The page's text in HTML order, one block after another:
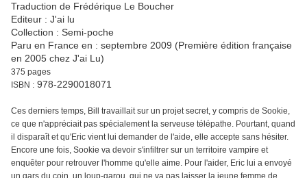
Traduction de Frédérique Le Boucher
Editeur : J'ai lu
Collection : Semi-poche
Paru en France en : septembre 2009 (Première édition française
en 2005 chez J'ai Lu)
375 pages
ISBN : 978-2290018071
Ces derniers temps, Bill travaillait sur un projet secret, y compris de Sookie,
ce que n'appréciait pas spécialement la serveuse télépathe. Pourtant, quand
il disparaît et qu'Eric vient lui demander de l'aide, elle accepte sans hésiter.
Encore une fois, Sookie va devoir s'infiltrer sur un territoire vampire et
enquêter pour retrouver l'homme qu'elle aime. Pour l'aider, Eric lui a envoyé
un gars du coin, un loup-garou, qui ne va pas laisser la jeune femme de